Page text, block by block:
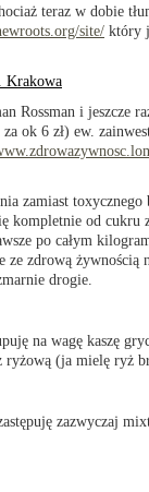
teraz w dobie
site/ który
Krakowa
Rossman i jeszcze
ok 6 zł) ew.
zamiast
kompletnie od cukru
po całym
ze zdrową żywnością
drogie.
na wagę kaszę
ryżową (ja mielę ryż
zazwyczaj